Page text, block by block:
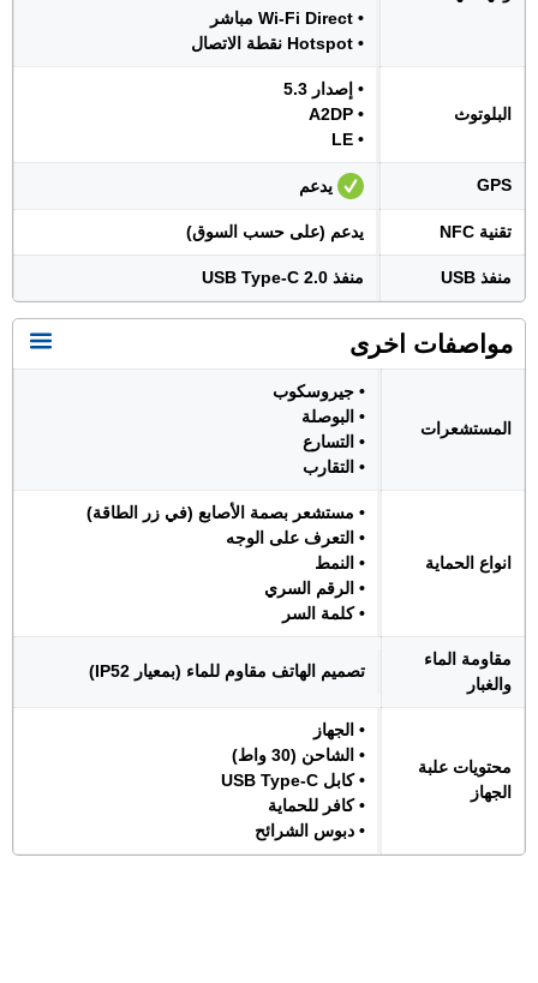
• Wi-Fi Direct مباشر
• Hotspot نقطة الاتصال
البلوتوث
• إصدار 5.3
• A2DP
• LE
GPS يدعم
تقنية NFC يدعم (على حسب السوق)
منفذ USB منفذ USB Type-C 2.0
مواصفات اخرى
المستشعرات
• جيروسكوب
• البوصلة
• التسارع
• التقارب
انواع الحماية
• مستشعر بصمة الأصابع (في زر الطاقة)
• التعرف على الوجه
• النمط
• الرقم السري
• كلمة السر
مقاومة الماء
والغبار
تصميم الهاتف مقاوم للماء (بمعيار IP52)
محتويات علبة
الجهاز
• الجهاز
• الشاحن (30 واط)
• كابل USB Type-C
• كافر للحماية
• دبوس الشرائح